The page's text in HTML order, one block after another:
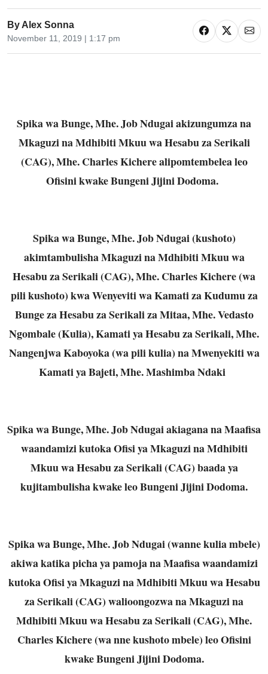
By Alex Sonna
November 11, 2019 | 1:17 pm
Spika wa Bunge, Mhe. Job Ndugai akizungumza na
Mkaguzi na Mdhibiti Mkuu wa Hesabu za Serikali
(CAG), Mhe. Charles Kichere alipomtembelea leo
Ofisini kwake Bungeni Jijini Dodoma.
Spika wa Bunge, Mhe. Job Ndugai (kushoto)
akimtambulisha Mkaguzi na Mdhibiti Mkuu wa
Hesabu za Serikali (CAG), Mhe. Charles Kichere (wa
pili kushoto) kwa Wenyeviti wa Kamati za Kudumu za
Bunge za Hesabu za Serikali za Mitaa, Mhe. Vedasto
Ngombale (Kulia), Kamati ya Hesabu za Serikali, Mhe.
Nangenjwa Kaboyoka (wa pili kulia) na Mwenyekiti wa
Kamati ya Bajeti, Mhe. Mashimba Ndaki
Spika wa Bunge, Mhe. Job Ndugai akiagana na Maafisa
waandamizi kutoka Ofisi ya Mkaguzi na Mdhibiti
Mkuu wa Hesabu za Serikali (CAG) baada ya
kujitambulisha kwake leo Bungeni Jijini Dodoma.
Spika wa Bunge, Mhe. Job Ndugai (wanne kulia mbele)
akiwa katika picha ya pamoja na Maafisa waandamizi
kutoka Ofisi ya Mkaguzi na Mdhibiti Mkuu wa Hesabu
za Serikali (CAG) walioongozwa na Mkaguzi na
Mdhibiti Mkuu wa Hesabu za Serikali (CAG), Mhe.
Charles Kichere (wa nne kushoto mbele) leo Ofisini
kwake Bungeni Jijini Dodoma.